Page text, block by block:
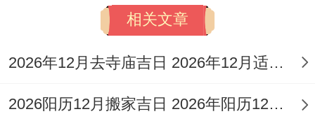
12月13日（农历十一月初六.星期日）
亦为吉日。适合为宝宝举行开荤仪式。寓意
宝宝健康成长，未来六六大顺。
具体干支同冲煞需以当日黄历为准！
相关文章
2026年12月去寺庙吉日 2026年12月适合去寺庙的日子
2026阳历12月搬家吉日 2026年阳历12月适合搬家的黄道吉日